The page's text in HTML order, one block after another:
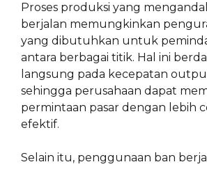
Proses produksi yang
berjalan memungkinkan
yang dibutuhkan untuk
antara berbagai titik. Hal ini
langsung pada kecepatan
sehingga perusahaan dapat
permintaan pasar dengan lebih
efektif.
Selain itu, penggunaan ban